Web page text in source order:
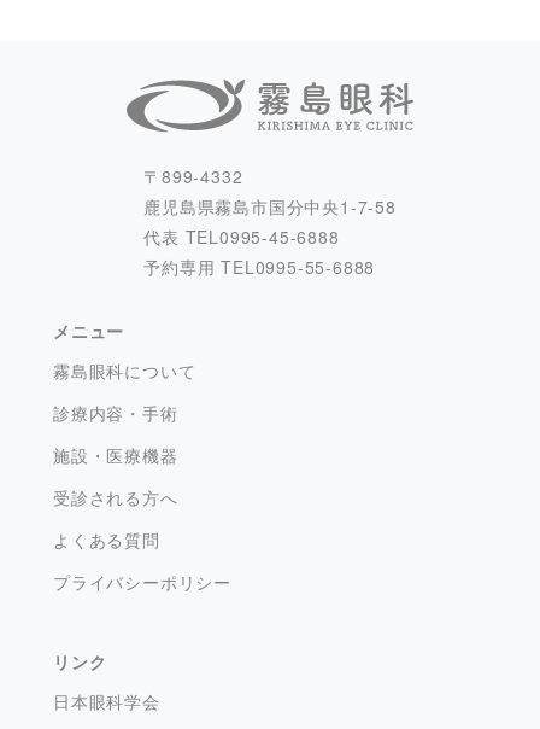
〒899-4332
鹿児島県霧島市国分中央1-7-58
代表 TEL 0995-45-6888
予約専用 TEL 0995-55-6888
メニュー
霧島眼科について
診療内容・手術
施設・医療機器
受診される方へ
よくある質問
プライバシーポリシー
リンク
日本眼科学会